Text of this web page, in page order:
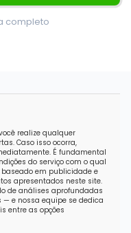
completo
realize qualquer
Caso isso ocorra,
É fundamental
do serviço com o qual
em publicidade e
apresentados neste site.
de análises aprofundadas
e nossa equipe se dedica
entre as opções